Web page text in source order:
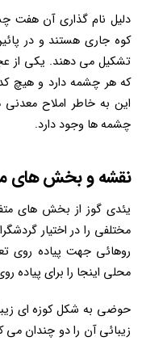
دلیل نام گذاری آن هفت
کوه جاری هستند و در
تشکیل می دهند. یکی از
که هر چشمه دارد و هیچ
این به خاطر املاح
چشمه ها وجود دارد.
نقشه و بخش های
یئدی گوز از بخش های
مختلفی را در اختیار
روهائی جهت پیاده روی
محلی اینجا را برای پیاده
حوضی به شکل کوزه ای
زیبائی آن را دو چندان